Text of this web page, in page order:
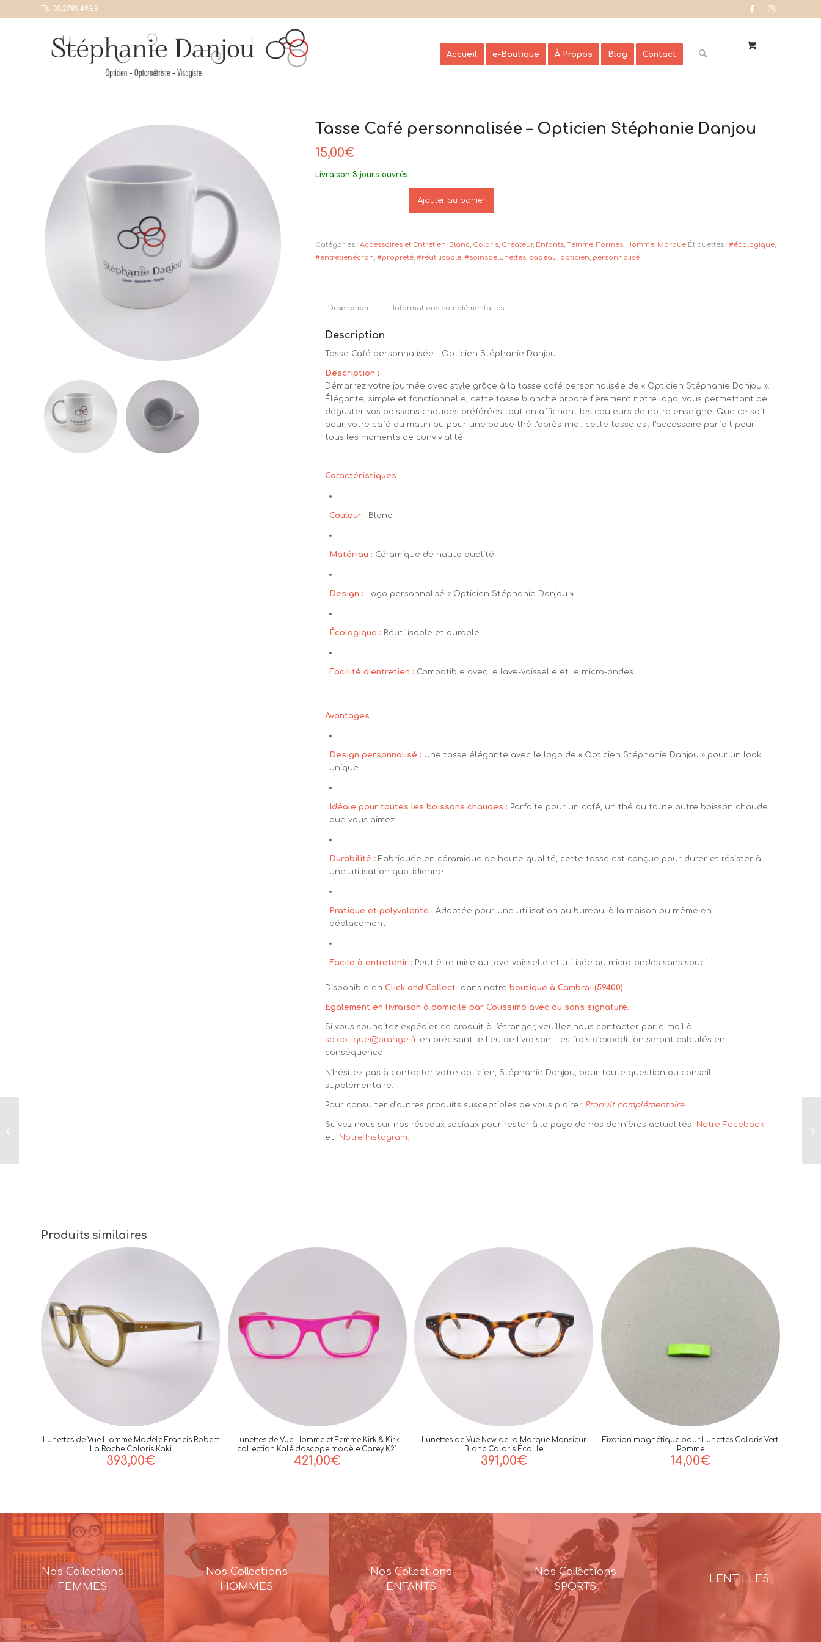
Tél: 03.27.81.49.58
Accueil e-Boutique À Propos Blog Contact
Tasse Café personnalisée – Opticien Stéphanie Danjou
15,00€
Livraison 3 jours ouvrés
Ajouter au panier
Catégories :Accessoires et Entretien, Blanc, Coloris, Créateur, Enfants,Femme,Formes, Homme, Marque Étiquettes :#écologique,
#entretienécran,#propreté,#réutilisable,#soinsdelunettes, cadeau, opticien, personnalisé
Description Informations complémentaires
Description
Tasse Café personnalisée – Opticien Stéphanie Danjou
Description :
Démarrez votre journée avec style grâce à la tasse café personnalisée de « Opticien Stéphanie Danjou ».
Élégante, simple et fonctionnelle, cette tasse blanche arbore fièrement notre logo, vous permettant de
déguster vos boissons chaudes préférées tout en affichant les couleurs de notre enseigne. Que ce soit
pour votre café du matin ou pour une pause thé l’après-midi, cette tasse est l’accessoire parfait pour
tous les moments de convivialité.
Caractéristiques :
Couleur : Blanc
Matériau : Céramique de haute qualité
Design : Logo personnalisé « Opticien Stéphanie Danjou »
Écologique : Réutilisable et durable
Facilité d’entretien : Compatible avec le lave-vaisselle et le micro-ondes
Avantages :
Design personnalisé : Une tasse élégante avec le logo de « Opticien Stéphanie Danjou » pour un look
unique.
Idéale pour toutes les boissons chaudes : Parfaite pour un café, un thé ou toute autre boisson chaude
que vous aimez.
Durabilité : Fabriquée en céramique de haute qualité, cette tasse est conçue pour durer et résister à
une utilisation quotidienne.
Pratique et polyvalente : Adaptée pour une utilisation au bureau, à la maison ou même en
déplacement.
Facile à entretenir : Peut être mise au lave-vaisselle et utilisée au micro-ondes sans souci.
Disponible enClick and Collect dans notreboutique à Cambrai (59400).
Egalement en livraison à domicile par Colissimo avec ou sans signature.
Si vous souhaitez expédier ce produit à l’étranger, veuillez nous contacter par e-mail à
sd.optique@orange.fr en précisant le lieu de livraison. Les frais d’expédition seront calculés en
conséquence.
N’hésitez pas à contacter votre opticien, Stéphanie Danjou, pour toute question ou conseil
supplémentaire.
Pour consulter d’autres produits susceptibles de vous plaire : Produit complémentaire
Suivez nous sur nos réseaux sociaux pour rester à la page de nos dernières actualités
Notre Facebook
et
Notre Instagram.
Produits similaires
Lunettes de Vue Homme Modèle Francis Robert
La Roche Coloris Kaki
393,00€
Lunettes de Vue Homme et Femme Kirk & Kirk
collection Kaléidoscope modèle Carey K21
421,00€
Lunettes de Vue New de la Marque Monsieur
Blanc Coloris Écaille
391,00€
Fixation magnétique pour Lunettes Coloris Vert
Pomme
14,00€
Nos Collections
FEMMES
Nos Collections
HOMMES
Nos Collections
ENFANTS
Nos Collections
SPORTS
LENTILLES